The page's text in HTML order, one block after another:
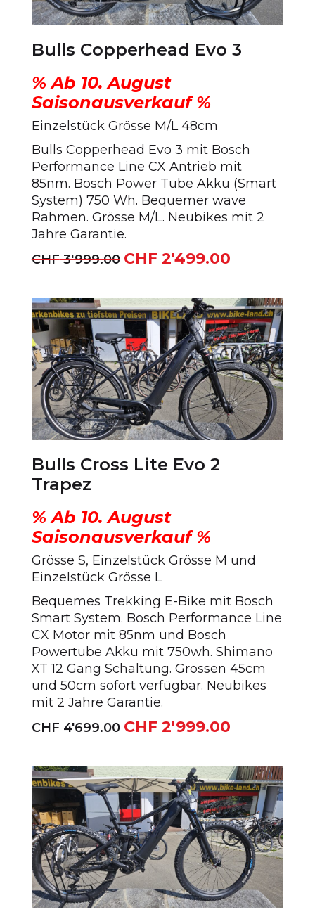
Bulls Copperhead Evo 3
% Ab 10. August
Saisonausverkauf %
Einzelstück Grösse M/L 48cm
Bulls Copperhead Evo 3 mit Bosch
Performance Line CX Antrieb mit
85nm. Bosch Power Tube Akku (Smart
System) 750 Wh. Bequemer wave
Rahmen. Grösse M/L. Neubikes mit 2
Jahre Garantie.
CHF3'999.00 Ursprünglicher
war:
CHF 3'999.00
CHF2'499.00Aktueller
ist:
CHF 2'499.00.
Bulls Cross Lite Evo 2
Trapez
% Ab 10. August
Saisonausverkauf %
Grösse S, Einzelstück Grösse M und
Einzelstück Grösse L
Bequemes Trekking E-Bike mit Bosch
Smart System. Bosch Performance Line
CX Motor mit 85nm und Bosch
Powertube Akku mit 750wh. Shimano
XT 12 Gang Schaltung. Grössen 45cm
und 50cm sofort verfügbar. Neubikes
mit 2 Jahre Garantie.
CHF4'699.00 Ursprünglicher
war:
CHF 4'699.00
CHF2'999.00Aktueller
ist:
CHF 2'999.00.